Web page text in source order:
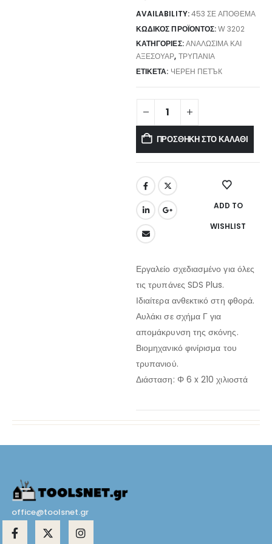
AVAILABILITY:453 ΣΕ ΑΠΌΘΕΜΑ
ΚΩΔΙΚΌΣ ΠΡΟΪΌΝΤΟΣ:W 3202
ΚΑΤΗΓΟΡΊΕΣ:ΑΝΑΛΏΣΙΜΑ ΚΑΙ
ΑΞΕΣΟΥΆΡ, ΤΡΥΠΆΝΙΑ
ΕΤΙΚΈΤΑ: ЧЕРЕН ПЕТЪК
ΠΡΟΣΘΉΚΗ ΣΤΟ ΚΑΛΆΘΙ
ADD TO
WISHLIST
Εργαλείο σχεδιασμένο για όλες
τις τρυπάνες SDS Plus.
Ιδιαίτερα ανθεκτικό στη φθορά.
Αυλάκι σε σχήμα Γ για
απομάκρυνση της σκόνης.
Βιομηχανικό φινίρισμα του
τρυπανιού.
Διάσταση: Φ 6 x 210 χιλιοστά
office@toolsnet.gr